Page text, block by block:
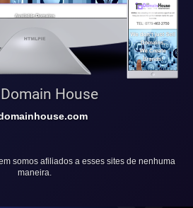
House
somos afiliados a esses sites de nenhuma
maneira.